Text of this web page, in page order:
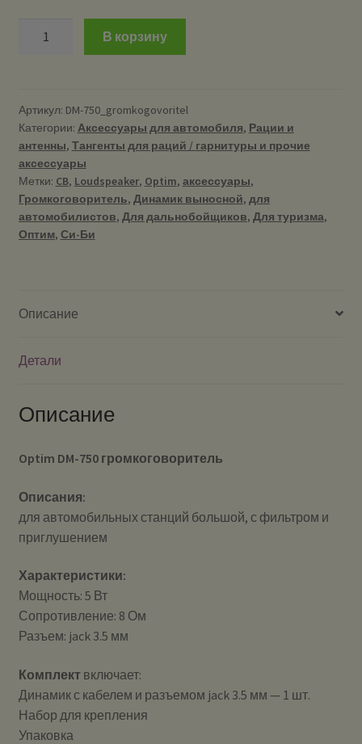
громкоговоритель
В корзину
Артикул: DM-750_gromkogovoritel
Категории: Аксессуары для автомобиля, Рации и
антенны, Тангенты для раций / гарнитуры и прочие
аксессуары
Метки: CB, Loudspeaker, Optim, аксессуары,
Громкоговоритель, Динамик выносной, для
автомобилистов, Для дальнобойщиков, Для туризма,
Оптим, Си-Би
Описание
Детали
Описание
Optim DM-750 громкоговоритель
Описания:
для автомобильных станций большой, с фильтром и
приглушением
Характеристики:
Мощность: 5 Вт
Сопротивление: 8 Ом
Разъем: jack 3.5 мм
Комплектвключает:
Динамик с кабелем и разъемом jack 3.5 мм — 1 шт.
Набор для крепления
Упаковка